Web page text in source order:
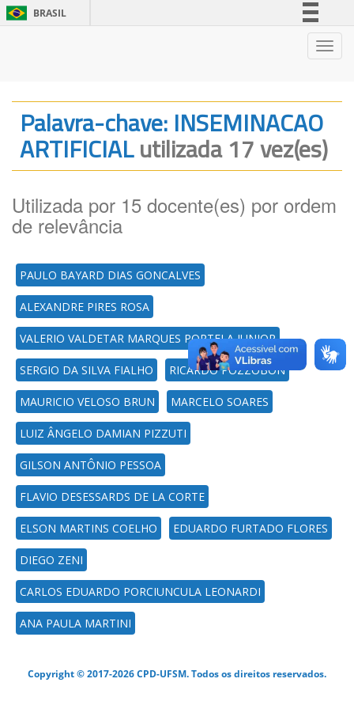
BRASIL
Legislação
Canais
Palavra-chave: INSEMINACAO
ARTIFICIALutilizada 17 vez(es)
Utilizada por 15 docente(es) por ordem
de relevância
PAULO BAYARD DIAS GONCALVES
ALEXANDRE PIRES ROSA
VALERIO VALDETAR MARQUES PORTELA JUNIOR
SERGIO DA SILVA FIALHO RICARDO POZZOBON
MAURICIO VELOSO BRUN MARCELO SOARES
LUIZ ÂNGELO DAMIAN PIZZUTI
GILSON ANTÔNIO PESSOA
FLAVIO DESESSARDS DE LA CORTE
ELSON MARTINS COELHO EDUARDO FURTADO FLORES
DIEGO ZENI
CARLOS EDUARDO PORCIUNCULA LEONARDI
ANA PAULA MARTINI
Copyright © 2017-2026 CPD-UFSM. Todos os direitos reservados.